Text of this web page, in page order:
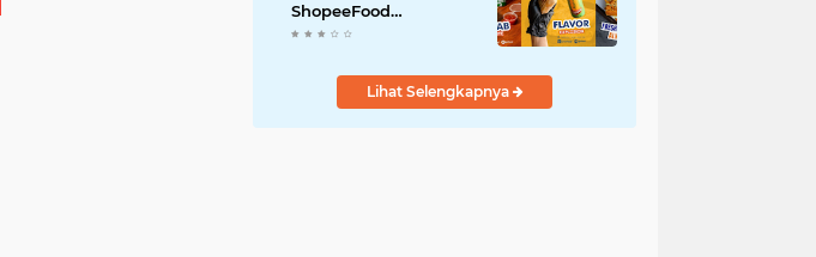
ShopeeFood
Restaurants in Bali for
Lihat Selengkapnya